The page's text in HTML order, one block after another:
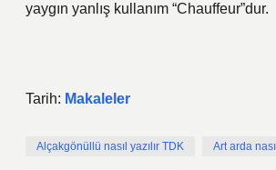
yaygın yanlış kullanım “Chauffeur”dur.
Tarih: Makaleler
Alçakgönüllü nasıl yazılır TDK Art arda